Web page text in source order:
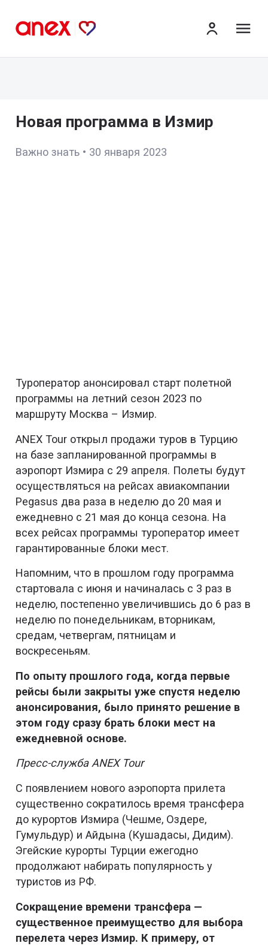
Новая программа в Измир
Важно знать • 30 января 2023
Туроператор анонсировал старт полетной
программы на летний сезон 2023 по
маршруту Москва – Измир.
ANEX Tour открыл продажи туров в Турцию
на базе запланированной программы в
аэропорт Измира с 29 апреля. Полеты будут
осуществляться на рейсах авиакомпании
Pegasus два раза в неделю до 20 мая и
ежедневно с 21 мая до конца сезона. На
всех рейсах программы туроператор имеет
гарантированные блоки мест.
Напомним, что в прошлом году программа
стартовала с июня и начиналась с 3 раз в
неделю, постепенно увеличившись до 6 раз в
неделю по понедельникам, вторникам,
средам, четвергам, пятницам и
воскресеньям.
По опыту прошлого года, когда первые
рейсы были закрыты уже спустя неделю
анонсирования, было принято решение в
этом году сразу брать блоки мест на
ежедневной основе.
Пресс-служба ANEX Tour
С появлением нового аэропорта прилета
существенно сократилось время трансфера
до курортов Измира (Чешме, Оздере,
Гумульдур) и Айдына (Кушадасы, Дидим).
Эгейские курорты Турции ежегодно
продолжают набирать популярность у
туристов из РФ.
Сокращение времени трансфера —
существенное преимущество для выбора
перелета через Измир. К примеру, от